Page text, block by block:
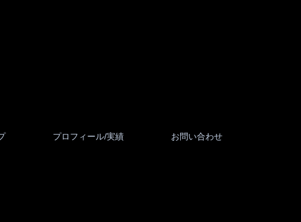
プロフィール/実績 お問い合わせ